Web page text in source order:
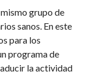
grupo de
sanos. En este
para los
programa de
la actividad